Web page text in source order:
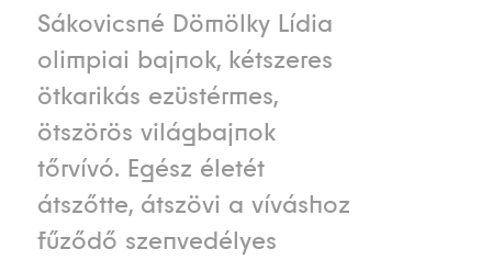
Sákovicsné Dömölky Lídia
olimpiai bajnok, kétszeres
ötkarikás ezüstérmes,
ötszörös világbajnok
tőrvívó. Egész életét
átszőtte, átszövi a víváshoz
fűződő szenvedélyes